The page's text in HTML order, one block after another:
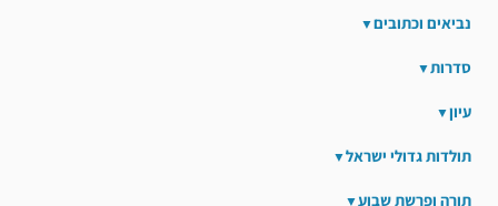
נביאים וכתובים
סדרות
עיון
תולדות גדולי ישראל
תורה ופרשת שבוע